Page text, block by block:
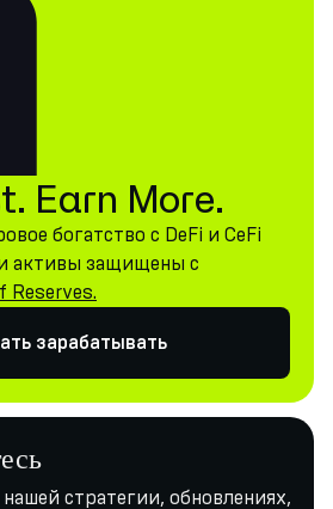
Earn More.
богатство с DeFi и CeFi
активы защищены с
Reserves.
зарабатывать
стратегии, обновлениях,